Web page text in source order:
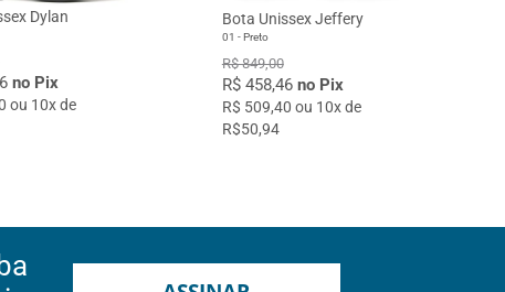
Dylan
no Pix
ou 10x de
Bota Unissex Jeffery
01 - Preto
R$ 849,00
R$ 458,46 no Pix
R$ 509,40 ou 10x de
R$50,94